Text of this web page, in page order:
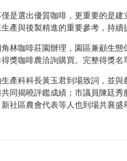
是選出優質咖啡，更重要的是
產與後製精進的重要參考，持續
林咖啡莊園辦理，園區兼顧生
獎咖啡農洽詢購買。完整得獎
產科科長黃玉君到場致詞，並
同揭曉評鑑成績；市議員陳廷
社區農會代表等人也到場共襄盛